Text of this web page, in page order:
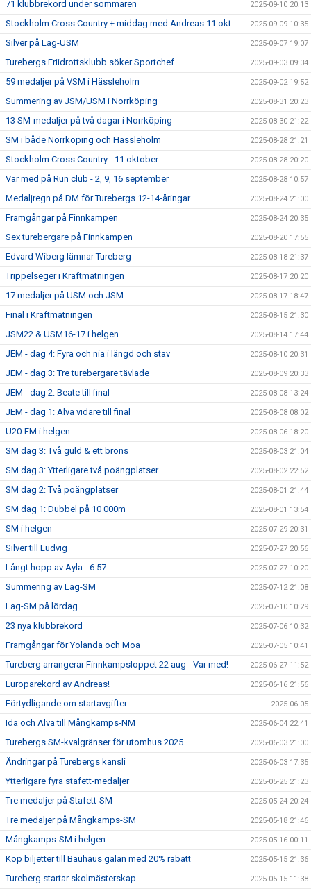
71 klubbrekord under sommaren 2025-09-10 20:13
Stockholm Cross Country + middag med Andreas 11 okt 2025-09-09 10:35
Silver på Lag-USM 2025-09-07 19:07
Turebergs Friidrottsklubb söker Sportchef 2025-09-03 09:34
59 medaljer på VSM i Hässleholm 2025-09-02 19:52
Summering av JSM/USM i Norrköping 2025-08-31 20:23
13 SM-medaljer på två dagar i Norrköping 2025-08-30 21:22
SM i både Norrköping och Hässleholm 2025-08-28 21:21
Stockholm Cross Country - 11 oktober 2025-08-28 20:20
Var med på Run club - 2, 9, 16 september 2025-08-28 10:57
Medaljregn på DM för Turebergs 12-14-åringar 2025-08-24 21:00
Framgångar på Finnkampen 2025-08-24 20:35
Sex turebergare på Finnkampen 2025-08-20 17:55
Edvard Wiberg lämnar Tureberg 2025-08-18 21:37
Trippelseger i Kraftmätningen 2025-08-17 20:20
17 medaljer på USM och JSM 2025-08-17 18:47
Final i Kraftmätningen 2025-08-15 21:30
JSM22 & USM16-17 i helgen 2025-08-14 17:44
JEM - dag 4: Fyra och nia i längd och stav 2025-08-10 20:31
JEM - dag 3: Tre turebergare tävlade 2025-08-09 20:33
JEM - dag 2: Beate till final 2025-08-08 13:24
JEM - dag 1: Alva vidare till final 2025-08-08 08:02
U20-EM i helgen 2025-08-06 18:20
SM dag 3: Två guld & ett brons 2025-08-03 21:04
SM dag 3: Ytterligare två poängplatser 2025-08-02 22:52
SM dag 2: Två poängplatser 2025-08-01 21:44
SM dag 1: Dubbel på 10 000m 2025-08-01 13:54
SM i helgen 2025-07-29 20:31
Silver till Ludvig 2025-07-27 20:56
Långt hopp av Ayla - 6.57 2025-07-27 10:20
Summering av Lag-SM 2025-07-12 21:08
Lag-SM på lördag 2025-07-10 10:29
23 nya klubbrekord 2025-07-06 10:32
Framgångar för Yolanda och Moa 2025-07-05 10:41
Tureberg arrangerar Finnkampsloppet 22 aug - Var med! 2025-06-27 11:52
Europarekord av Andreas! 2025-06-16 21:56
Förtydligande om startavgifter 2025-06-05
Ida och Alva till Mångkamps-NM 2025-06-04 22:41
Turebergs SM-kvalgränser för utomhus 2025 2025-06-03 21:00
Ändringar på Turebergs kansli 2025-06-03 17:35
Ytterligare fyra stafett-medaljer 2025-05-25 21:23
Tre medaljer på Stafett-SM 2025-05-24 20:24
Tre medaljer på Mångkamps-SM 2025-05-18 21:46
Mångkamps-SM i helgen 2025-05-16 00:11
Köp biljetter till Bauhaus galan med 20% rabatt 2025-05-15 21:36
Tureberg startar skolmästerskap 2025-05-15 11:38